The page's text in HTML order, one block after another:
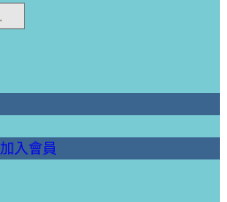
加入會員